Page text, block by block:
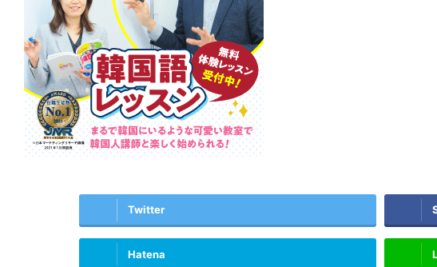
Twitter
Hatena